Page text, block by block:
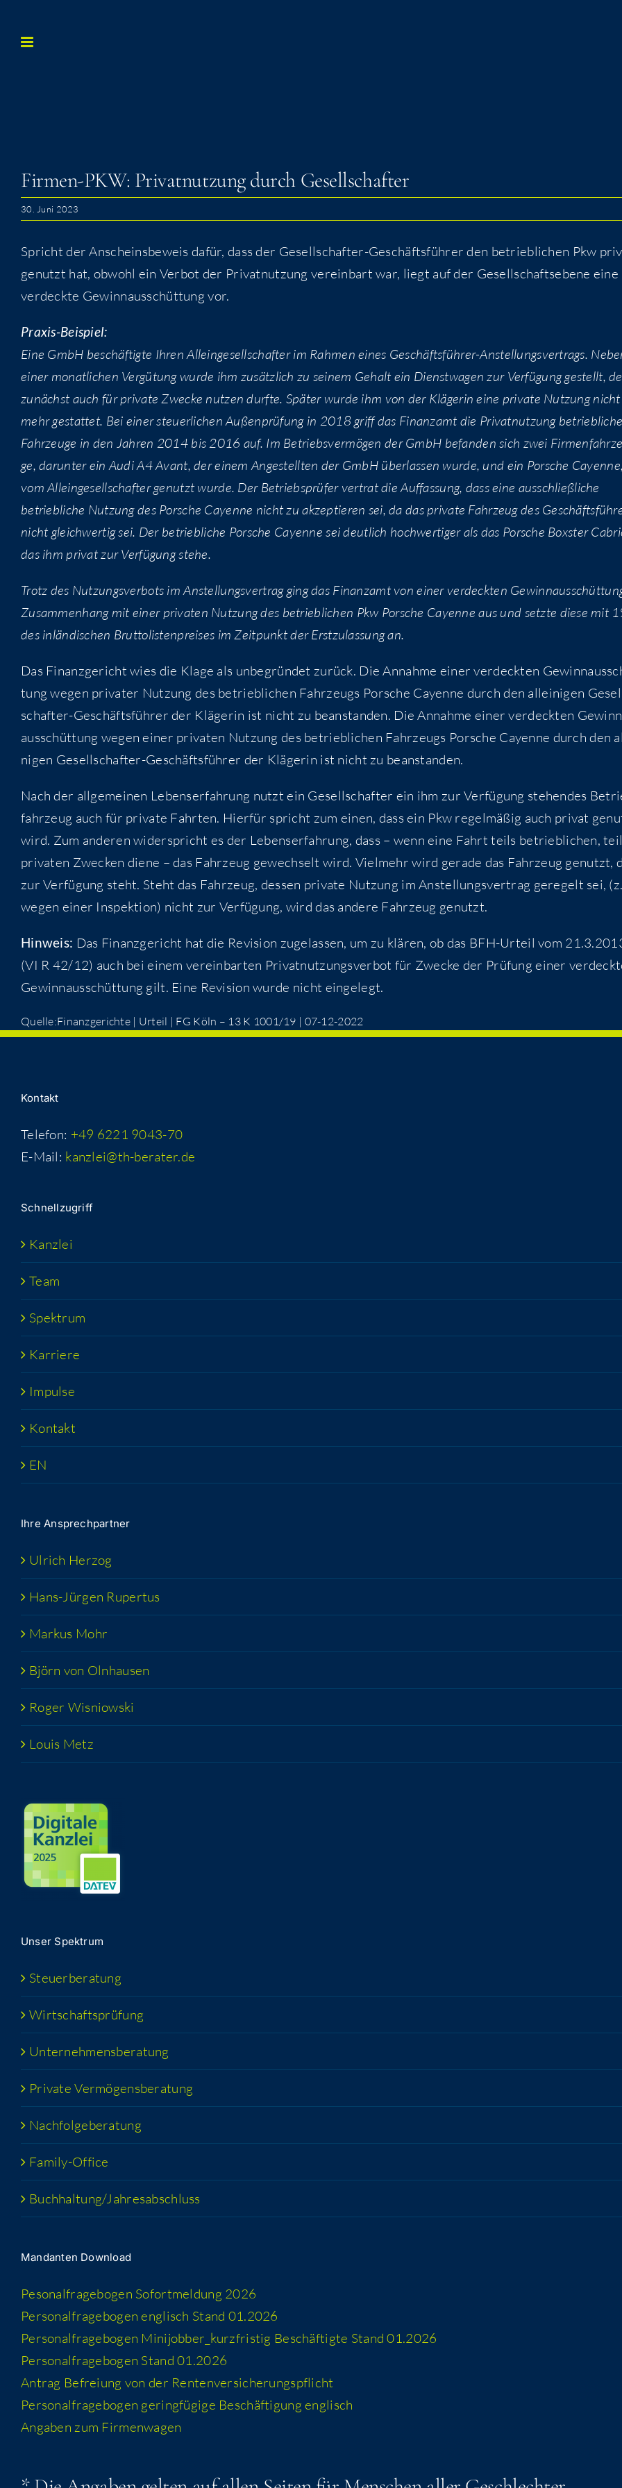
Inhalt
Fir­men-PKW: Pri­vat­nut­zung durch Gesellschafter
30. Juni 2023
Spricht der Anscheins­be­weis dafür, dass der Gesell­schaf­ter-Geschäfts­füh­rer den betrieb­li­chen Pkw
genutzt hat, obwohl ein Ver­bot der Pri­vat­nut­zung ver­ein­bart war, liegt auf der Gesell­schafts­ebe­ne eine
ver­deck­te Gewinn­aus­schüt­tung vor.
Pra­xis-Bei­spiel:
Eine GmbH beschäf­tig­te Ihren Allein­ge­sell­schaf­ter im Rah­men eines Geschäfts­füh­rer-Anstel­lungs­ver­trags.
einer monat­li­chen Ver­gü­tung wur­de ihm zusätz­lich zu sei­nem Gehalt ein Dienst­wa­gen zur Ver­fü­gung gestellt,
zunächst auch für pri­va­te Zwe­cke nut­zen durf­te. Spä­ter wur­de ihm von der Klä­ge­rin eine pri­va­te Nut­zung nicht
mehr gestat­tet. Bei einer steu­er­li­chen Außen­prü­fung in 2018 griff das Finanz­amt die Pri­vat­nut­zung
Fahr­zeu­ge in den Jah­ren 2014 bis 2016 auf. Im Betriebs­ver­mö­gen der GmbH befan­den sich zwei
ge, dar­un­ter ein Audi A4 Avant, der einem Ange­stell­ten der GmbH über­las­sen wur­de, und ein Por­sche
vom Allein­ge­sell­schaf­ter genutzt wur­de. Der Betriebs­prü­fer ver­trat die Auf­fas­sung, dass eine aus­schließ­li­che
betrieb­li­che Nut­zung des Por­sche Cayenne nicht zu akzep­tie­ren sei, da das pri­va­te Fahr­zeug des
nicht gleich­wer­tig sei. Der betrieb­li­che Por­sche Cayenne sei deut­lich hoch­wer­ti­ger als das Por­sche Boxs­ter
das ihm pri­vat zur Ver­fü­gung stehe.
Trotz des Nut­zungs­ver­bots im Anstel­lungs­ver­trag ging das Finanz­amt von einer ver­deck­ten
Zusam­men­hang mit einer pri­va­ten Nut­zung des betrieb­li­chen Pkw Por­sche Cayenne aus und setz­te die­se mit
des inlän­di­schen Brut­to­lis­ten­prei­ses im Zeit­punkt der Erst­zu­las­sung an.
Das Finanz­ge­richt wies die Kla­ge als unbe­grün­det zurück. Die Annah­me einer ver­deck­ten
tung wegen pri­va­ter Nut­zung des betrieb­li­chen Fahr­zeugs Por­sche Cayenne durch den allei­ni­gen
schaf­ter-Geschäfts­füh­rer der Klä­ge­rin ist nicht zu bean­stan­den. Die Annah­me einer ver­deck­ten
aus­schüt­tung wegen einer pri­va­ten Nut­zung des betrieb­li­chen Fahr­zeugs Por­sche Cayenne durch den
ni­gen Gesell­schaf­ter-Geschäfts­füh­rer der Klä­ge­rin ist nicht zu beanstanden.
Nach der all­ge­mei­nen Lebens­er­fah­rung nutzt ein Gesell­schaf­ter ein ihm zur Ver­fü­gung ste­hen­des
fahr­zeug auch für pri­va­te Fahr­ten. Hier­für spricht zum einen, dass ein Pkw regel­mä­ßig auch pri­vat
wird. Zum ande­ren wider­spricht es der Lebens­er­fah­rung, dass – wenn eine Fahrt teils betrieb­li­chen,
pri­va­ten Zwe­cken die­ne – das Fahr­zeug gewech­selt wird. Viel­mehr wird gera­de das Fahr­zeug genutzt,
zur Ver­fü­gung steht. Steht das Fahr­zeug, des­sen pri­va­te Nut­zung im Anstel­lungs­ver­trag gere­gelt sei,
wegen einer Inspek­ti­on) nicht zur Ver­fü­gung, wird das ande­re Fahr­zeug genutzt.
Hin­weis: Das Finanz­ge­richt hat die Revi­si­on zuge­las­sen, um zu klä­ren, ob das BFH-Urteil vom
(VI R 42/12) auch bei einem ver­ein­bar­ten Pri­vat­nut­zungs­ver­bot für Zwe­cke der Prü­fung einer
Gewinn­aus­schüt­tung gilt. Eine Revi­si­on wur­de nicht eingelegt.
Quelle:Finanzgerichte | Urteil | FG Köln – 13 K 1001/19 | 07-12-2022
Kon­takt
Telefon: +49 6221 9043-70
E-Mail: kanzlei@th-berater.de
Schnell­zu­griff
Kanz­lei
Team
Spek­trum
Kar­rie­re
Impul­se
Kon­takt
EN
Ihre Ansprech­part­ner
Ulrich Her­zog
Hans-Jür­­gen Rupertus
Mar­kus Mohr
Björn von Olnhausen
Roger Wis­niow­ski
Lou­is Metz
Unser Spek­trum
Steu­er­be­ra­tung
Wirt­schafts­prü­fung
Unter­neh­mens­be­ra­tung
Pri­va­te Vermögensberatung
Nach­fol­ge­be­ra­tung
Fami­­ly-Office
Buchhaltung/​​Jahresabschluss
Man­dan­ten Download
Peso­nal­fra­ge­bo­gen Sofort­mel­dung 2026
Per­so­nal­fra­ge­bo­gen eng­lisch Stand 01.2026
Per­so­nal­fra­ge­bo­gen Minijobber_​kurzfristig Beschäf­tig­te Stand 01.2026
Per­so­nal­fra­ge­bo­gen Stand 01.2026
Antrag Befrei­ung von der Rentenversicherungspflicht
Per­so­nal­fra­ge­bo­gen gering­fü­gi­ge Beschäf­ti­gung englisch
Anga­ben zum Firmenwagen